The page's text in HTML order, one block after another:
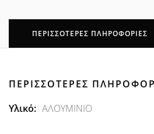
ΠΕΡΙΣΣΌΤΕΡΕΣ ΠΛΗΡΟΦΟΡΊΕΣ
ΠΕΡΙΣΣΌΤΕΡΕΣ
ΠερισσότερεςΑΛΟΥΜΙΝΙΟ